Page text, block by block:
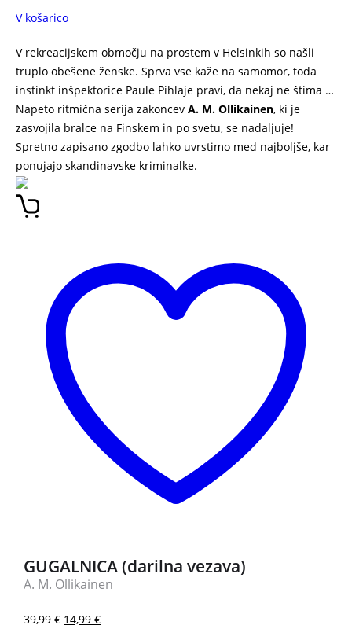
V košarico
V rekreacijskem območju na prostem v Helsinkih so našli
truplo obešene ženske. Sprva vse kaže na samomor, toda
instinkt inšpektorice Paule Pihlaje pravi, da nekaj ne štima …
Napeto ritmična serija zakoncev A. M. Ollikainen, ki je
zasvojila bralce na Finskem in po svetu, se nadaljuje!
Spretno zapisano zgodbo lahko uvrstimo med najboljše, kar
ponujajo skandinavske kriminalke.
GUGALNICA (darilna vezava)
A. M. Ollikainen
39,99€ 14,99 €